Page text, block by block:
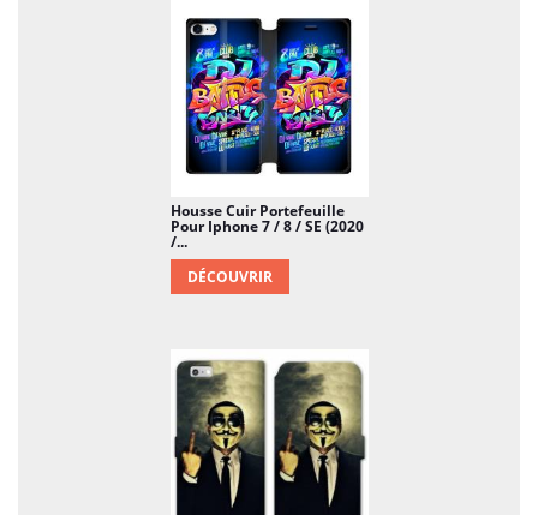
Housse Cuir Portefeuille
Pour Iphone 7 / 8 / SE (2020
/...
DÉCOUVRIR